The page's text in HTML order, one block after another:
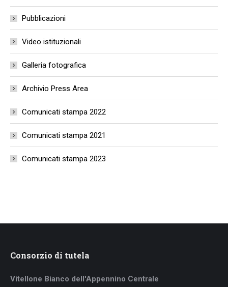
Pubblicazioni
Video istituzionali
Galleria fotografica
Archivio Press Area
Comunicati stampa 2022
Comunicati stampa 2021
Comunicati stampa 2023
Consorzio di tutela
Vitellone Bianco dell'Appennino Centrale